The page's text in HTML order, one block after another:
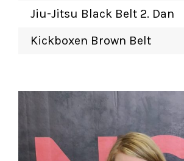
Jiu-Jitsu Black Belt 2. Dan
Kickboxen Brown Belt